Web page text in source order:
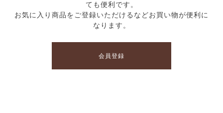
ても便利です。
お気に入り商品をご登録いただけるなどお買い物が便利に
なります。
会員登録